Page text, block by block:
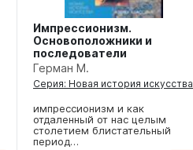
Импрессионизм.
Основоположники и
последователи
Герман М.
Серия: Новая история искусства
импрессионизм и как
отдаленный от нас целым
столетием блистательный
период…